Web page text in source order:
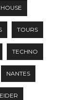
HOUSE
TOURS
TECHNO
NANTES